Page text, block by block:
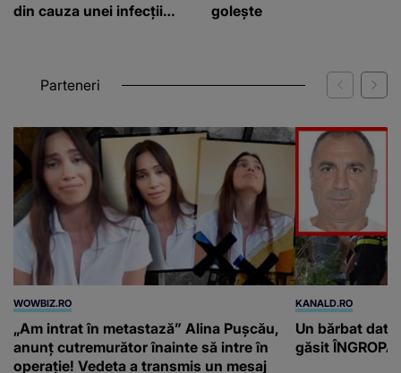
din cauza unei infecții
golește
Parteneri
WOWBIZ.RO
„Am intrat în metastază” Alina Pușcău,
anunț cutremurător înainte să intre în
operație! Vedeta a transmis un mesaj
KANALD.RO
Un bărbat dat
găsit